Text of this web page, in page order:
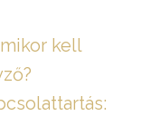
kell